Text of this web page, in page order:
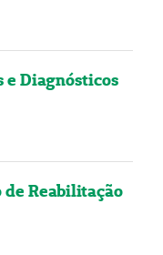
Diagnósticos
de Reabilitação